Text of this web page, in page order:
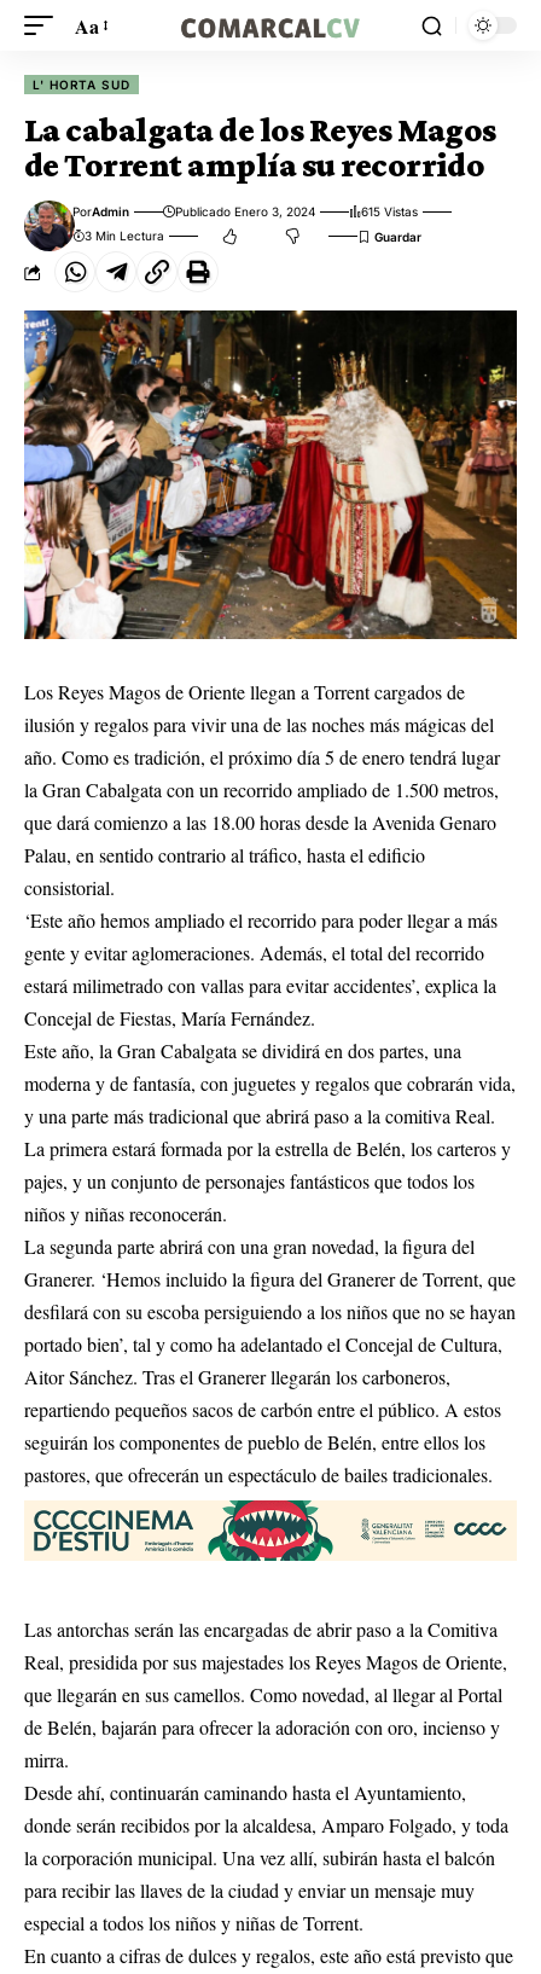
Aa
L' HORTA SUD
La cabalgata de los Reyes Magos
de Torrent amplía su recorrido
PorAdmin Publicado Enero 3, 2024
615 Vistas
3 Min Lectura
Los Reyes Magos de Oriente llegan a Torrent cargados de
ilusión y regalos para vivir una de las noches más mágicas del
año. Como es tradición, el próximo día 5 de enero tendrá lugar
la Gran Cabalgata con un recorrido ampliado de 1.500 metros,
que dará comienzo a las 18.00 horas desde la Avenida Genaro
Palau, en sentido contrario al tráfico, hasta el edificio
consistorial.
‘Este año hemos ampliado el recorrido para poder llegar a más
gente y evitar aglomeraciones. Además, el total del recorrido
estará milimetrado con vallas para evitar accidentes’, explica la
Concejal de Fiestas, María Fernández.
Este año, la Gran Cabalgata se dividirá en dos partes, una
moderna y de fantasía, con juguetes y regalos que cobrarán vida,
y una parte más tradicional que abrirá paso a la comitiva Real.
La primera estará formada por la estrella de Belén, los carteros y
pajes, y un conjunto de personajes fantásticos que todos los
niños y niñas reconocerán.
La segunda parte abrirá con una gran novedad, la figura del
Granerer. ‘Hemos incluido la figura del Granerer de Torrent, que
desfilará con su escoba persiguiendo a los niños que no se hayan
portado bien’, tal y como ha adelantado el Concejal de Cultura,
Aitor Sánchez. Tras el Granerer llegarán los carboneros,
repartiendo pequeños sacos de carbón entre el público. A estos
seguirán los componentes de pueblo de Belén, entre ellos los
pastores, que ofrecerán un espectáculo de bailes tradicionales.
Las antorchas serán las encargadas de abrir paso a la Comitiva
Real, presidida por sus majestades los Reyes Magos de Oriente,
que llegarán en sus camellos. Como novedad, al llegar al Portal
de Belén, bajarán para ofrecer la adoración con oro, incienso y
mirra.
Desde ahí, continuarán caminando hasta el Ayuntamiento,
donde serán recibidos por la alcaldesa, Amparo Folgado, y toda
la corporación municipal. Una vez allí, subirán hasta el balcón
para recibir las llaves de la ciudad y enviar un mensaje muy
especial a todos los niños y niñas de Torrent.
En cuanto a cifras de dulces y regalos, este año está previsto que